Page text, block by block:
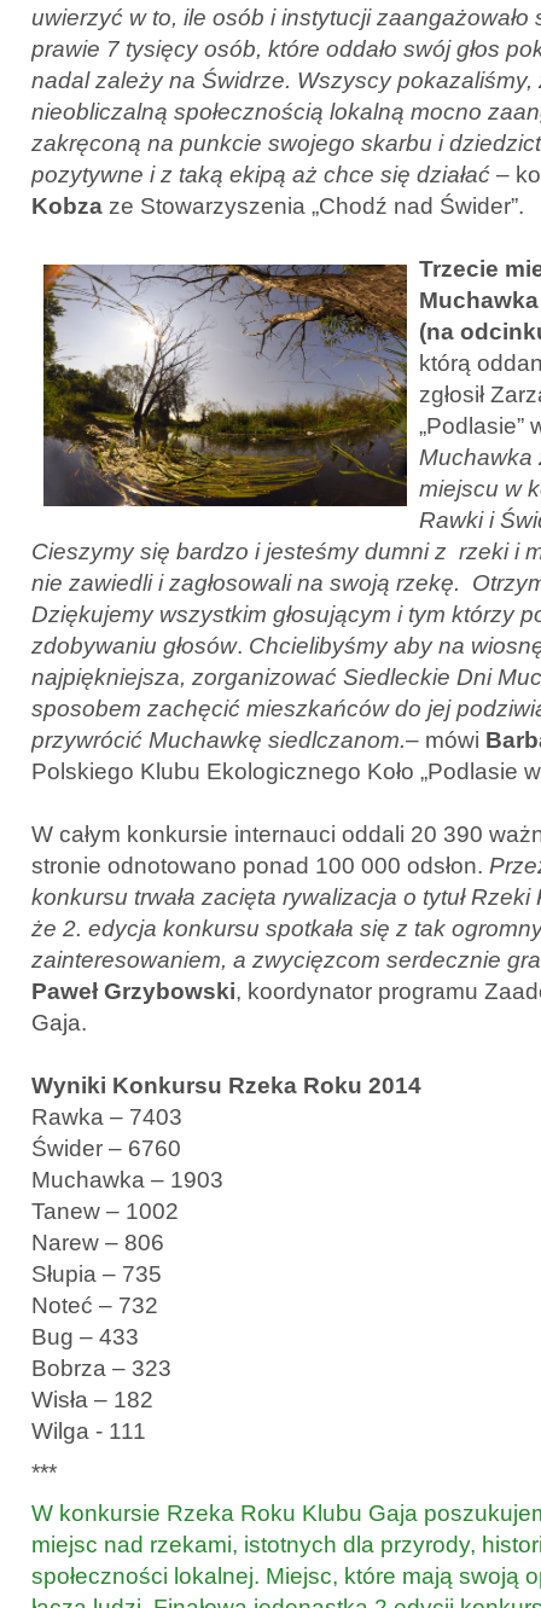
uwierzyć w to, ile osób i instytucji zaangażowało
prawie 7 tysięcy osób, które oddało swój głos
nadal zależy na Świdrze. Wszyscy pokazaliśmy,
nieobliczalną społecznością lokalną mocno
zakręconą na punkcie swojego skarbu i
pozytywne i z taką ekipą aż chce się działać –
Kobza ze Stowarzyszenia „Chodź nad Świder”.
Trzecie
Muchawka
(na
którą
zgłosił
„Podlasie”
Muchawka
miejscu w
Rawki i
Cieszymy się bardzo i jesteśmy dumni z rzeki i
nie zawiedli i zagłosowali na swoją rzekę.
Dziękujemy wszystkim głosującym i tym którzy
zdobywaniu głosów. Chcielibyśmy aby na
najpiękniejsza, zorganizować Siedleckie Dni
sposobem zachęcić mieszkańców do jej
przywrócić Muchawkę siedlczanom.– mówi
Polskiego Klubu Ekologicznego Koło „Podlasie
W całym konkursie internauci oddali 20 390
stronie odnotowano ponad 100 000 odsłon.
konkursu trwała zacięta rywalizacja o tytuł
że 2. edycja konkursu spotkała się z tak
zainteresowaniem, a zwycięzcom serdecznie
Paweł Grzybowski, koordynator programu
Gaja.
Wyniki Konkursu Rzeka Roku 2014
Rawka – 7403
Świder – 6760
Muchawka – 1903
Tanew – 1002
Narew – 806
Słupia – 735
Noteć – 732
Bug – 433
Bobrza – 323
Wisła – 182
Wilga - 111
***
W konkursie Rzeka Roku Klubu Gaja
miejsc nad rzekami, istotnych dla przyrody,
społeczności lokalnej. Miejsc, które mają swoją